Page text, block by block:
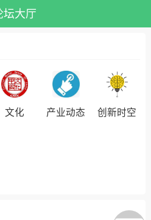
坛大厅
养 十里凤凰
文化 产业动态 创新时空